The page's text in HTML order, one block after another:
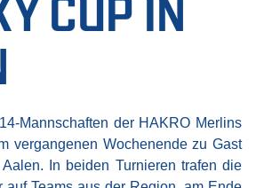
Mannschaften der HAKRO Merlins
vergangenen Wochenende zu Gast
In beiden Turnieren trafen die